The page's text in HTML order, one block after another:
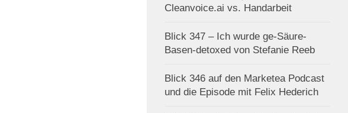
Cleanvoice.ai vs. Handarbeit
Blick 347 – Ich wurde ge-Säure-
Basen-detoxed von Stefanie Reeb
Blick 346 auf den Marketea Podcast
und die Episode mit Felix Hederich